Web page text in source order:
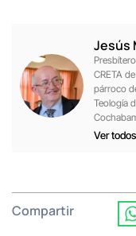
Jesús
CRETA
párroco
Teología
Ver
Compartir